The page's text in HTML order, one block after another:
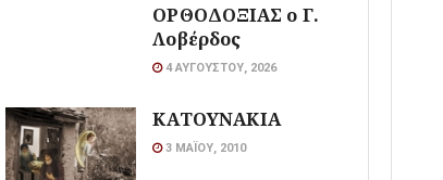
ΟΡΘΟΔΟΞΙΑΣ ο Γ.
Λοβέρδος
4 ΑΥΓΟΎΣΤΟΥ, 2026
ΚΑΤΟΥΝΑΚΙΑ
3 ΜΑΪ́ΟΥ, 2010